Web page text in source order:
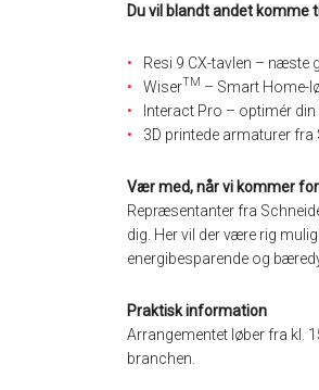
Du vil blandt andet komme
Resi 9 CX-tavlen – næste
WiserTM – Smart Home-
Interact Pro – optimér
3D printede armaturer
Vær med, når vi kommer
Repræsentanter fra
dig. Her vil der være rig
energibesparende og
Praktisk information
Arrangementet løber fra kl.
branchen.